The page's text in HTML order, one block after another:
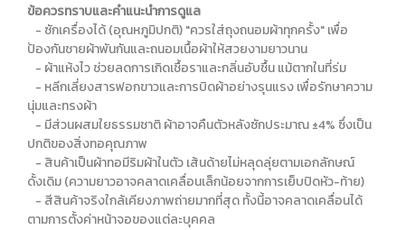
ข้อควรทราบและคำแนะนำการดูแล
- ซักเครื่องได้ (อุณหภูมิปกติ) "ควรใส่ถุงถนอมผ้าทุกครั้ง" เพื่อ
ป้องกันชายผ้าพันกันและถนอมเนื้อผ้าให้สวยงามยาวนาน
- ผ้าแห้งไว ช่วยลดการเกิดเชื้อราและกลิ่นอับชื้น แม้ตากในที่ร่ม
- หลีกเลี่ยงสารฟอกขาวและการบิดผ้าอย่างรุนแรง เพื่อรักษาความ
นุ่มและทรงผ้า
- มีส่วนผสมใยธรรมชาติ ผ้าอาจคืนตัวหลังซักประมาณ ±4% ซึ่งเป็น
ปกติของสิ่งทอคุณภาพ
- สินค้าเป็นผ้าทอมีริมผ้าในตัว เส้นด้ายไม่หลุดลุ่ยตามเอกลักษณ์
ดั้งเดิม (ความยาวอาจคลาดเคลื่อนเล็กน้อยจากการเย็บปิดหัว-ท้าย)
- สีสินค้าจริงใกล้เคียงภาพถ่ายมากที่สุด ทั้งนี้อาจคลาดเคลื่อนได้
ตามการตั้งค่าหน้าจอของแต่ละบุคคล